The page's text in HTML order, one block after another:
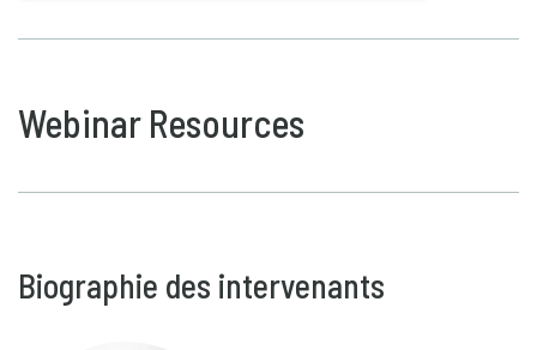
Webinar Resources
Biographie des intervenants